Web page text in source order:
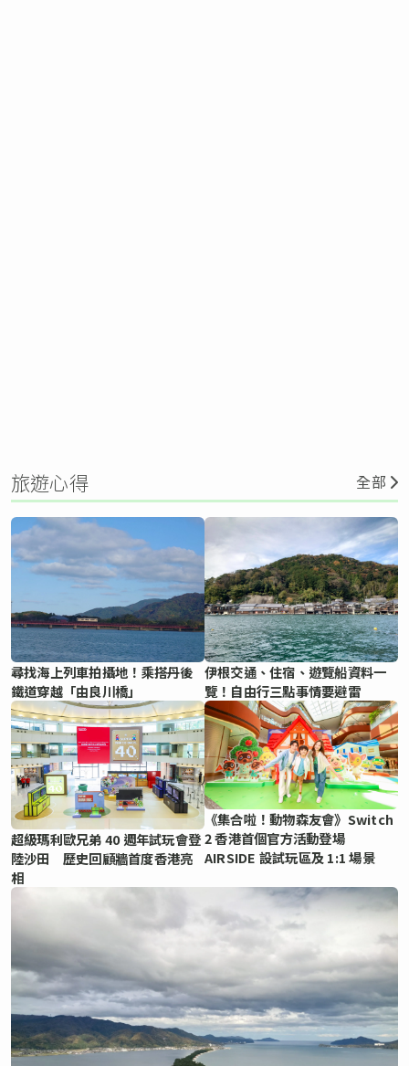
旅遊心得 全部
尋找海上列車拍攝地！乘搭丹後
鐵道穿越「由良川橋」
伊根交通、住宿、遊覽船資料一
覽！自由行三點事情要避雷
超級瑪利歐兄弟 40 週年試玩會登
陸沙田 歷史回顧牆首度香港亮
相
《集合啦！動物森友會》Switch
2 香港首個官方活動登場
AIRSIDE 設試玩區及 1:1 場景